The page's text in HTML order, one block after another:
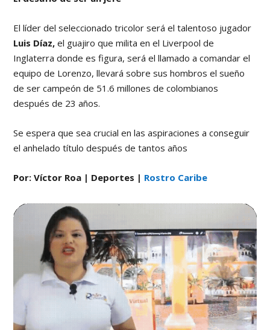
El líder del seleccionado tricolor será el talentoso jugador
Luis Díaz, el guajiro que milita en el Liverpool de
Inglaterra donde es figura, será el llamado a comandar el
equipo de Lorenzo, llevará sobre sus hombros el sueño
de ser campeón de 51.6 millones de colombianos
después de 23 años.
Se espera que sea crucial en las aspiraciones a conseguir
el anhelado título después de tantos años
Por: Víctor Roa | Deportes | Rostro Caribe